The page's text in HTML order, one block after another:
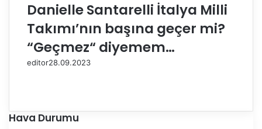
Danielle Santarelli İtalya Milli
Takımı’nın başına geçer mi?
“Geçmez“ diyemem…
editor28.09.2023
e
k
n
Hava Durumu